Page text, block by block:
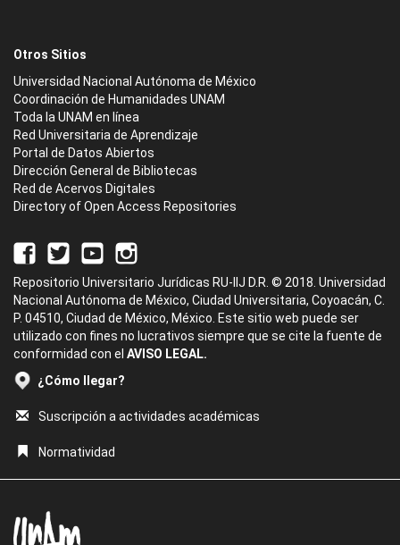
Otros Sitios
Universidad Nacional Autónoma de México
Coordinación de Humanidades UNAM
Toda la UNAM en línea
Red Universitaria de Aprendizaje
Portal de Datos Abiertos
Dirección General de Bibliotecas
Red de Acervos Digitales
Directory of Open Access Repositories
Repositorio Universitario Jurídicas RU-IIJ D.R. © 2018. Universidad
Nacional Autónoma de México, Ciudad Universitaria, Coyoacán, C.
P. 04510, Ciudad de México, México. Este sitio web puede ser
utilizado con fines no lucrativos siempre que se cite la fuente de
conformidad con el AVISO LEGAL.
¿Cómo llegar?
Suscripción a actividades académicas
Normatividad